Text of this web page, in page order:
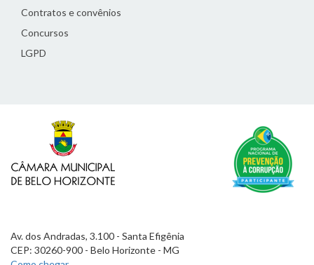
Contratos e convênios
Concursos
LGPD
Av. dos Andradas, 3.100 - Santa Efigênia
CEP: 30260-900 - Belo Horizonte - MG